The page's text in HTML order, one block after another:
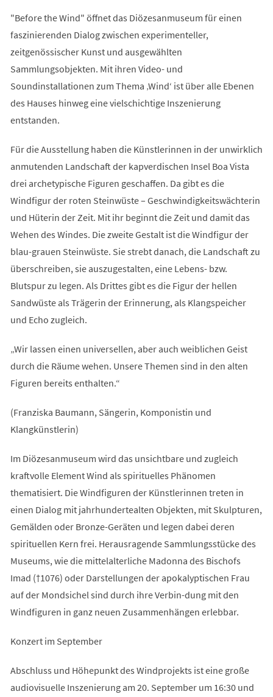
"Before the Wind" öffnet das Diözesanmuseum für einen
faszinierenden Dialog zwischen experimenteller,
zeitgenössischer Kunst und ausgewählten
Sammlungsobjekten. Mit ihren Video- und
Soundinstallationen zum Thema ‚Wind‘ ist über alle Ebenen
des Hauses hinweg eine vielschichtige Inszenierung
entstanden.
Für die Ausstellung haben die Künstlerinnen in der unwirklich
anmutenden Landschaft der kapverdischen Insel Boa Vista
drei archetypische Figuren geschaffen. Da gibt es die
Windfigur der roten Steinwüste – Geschwindigkeitswächterin
und Hüterin der Zeit. Mit ihr beginnt die Zeit und damit das
Wehen des Windes. Die zweite Gestalt ist die Windfigur der
blau-grauen Steinwüste. Sie strebt danach, die Landschaft zu
überschreiben, sie auszugestalten, eine Lebens- bzw.
Blutspur zu legen. Als Drittes gibt es die Figur der hellen
Sandwüste als Trägerin der Erinnerung, als Klangspeicher
und Echo zugleich.
„Wir lassen einen universellen, aber auch weiblichen Geist
durch die Räume wehen. Unsere Themen sind in den alten
Figuren bereits enthalten.“
(Franziska Baumann, Sängerin, Komponistin und
Klangkünstlerin)
Im Diözesanmuseum wird das unsichtbare und zugleich
kraftvolle Element Wind als spirituelles Phänomen
thematisiert. Die Windfiguren der Künstlerinnen treten in
einen Dialog mit jahrhundertealten Objekten, mit Skulpturen,
Gemälden oder Bronze-Geräten und legen dabei deren
spirituellen Kern frei. Herausragende Sammlungsstücke des
Museums, wie die mittelalterliche Madonna des Bischofs
Imad (†1076) oder Darstellungen der apokalyptischen Frau
auf der Mondsichel sind durch ihre Verbin-dung mit den
Windfiguren in ganz neuen Zusammenhängen erlebbar.
Konzert im September
Abschluss und Höhepunkt des Windprojekts ist eine große
audiovisuelle Inszenierung am 20. September um 16:30 und